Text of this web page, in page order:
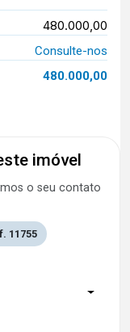
480.000,00
Consulte-nos
480.000,00
imóvel
o seu contato
11755